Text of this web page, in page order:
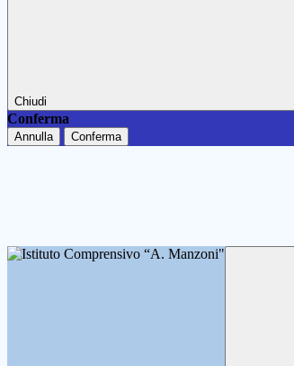
Chiudi
Conferma
Annulla Conferma